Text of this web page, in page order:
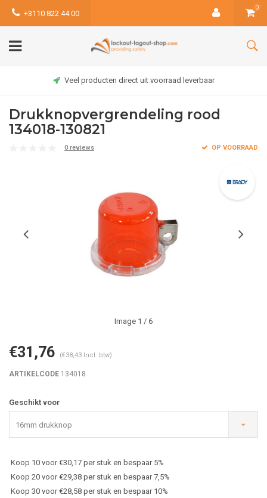
+3110 822 44 00
0
Veel producten direct uit voorraad leverbaar
Drukknopvergrendeling rood
134018-130821
0 reviews OP VOORRAAD
Image 1 / 6
€31,76 (€38,43 Incl. btw)
ARTIKELCODE 134018
Geschikt voor
16mm drukknop
Koop 10 voor €30,17 per stuk en bespaar 5%
Koop 20 voor €29,38 per stuk en bespaar 7,5%
Koop 30 voor €28,58 per stuk en bespaar 10%